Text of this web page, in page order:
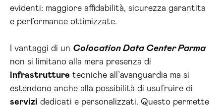
evidenti: maggiore affidabilità, sicurezza garantita
e performance ottimizzate.
I vantaggi di un Colocation Data Center Parma
non si limitano alla mera presenza di
infrastrutture tecniche all’avanguardia ma si
estendono anche alla possibilità di usufruire di
servizi dedicati e personalizzati. Questo permette